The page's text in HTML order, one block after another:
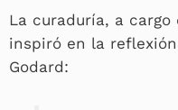
La curaduría, a cargo
inspiró en la
Godard: